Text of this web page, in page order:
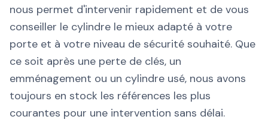
nous permet d'intervenir rapidement et de vous
conseiller le cylindre le mieux adapté à votre
porte et à votre niveau de sécurité souhaité. Que
ce soit après une perte de clés, un
emménagement ou un cylindre usé, nous avons
toujours en stock les références les plus
courantes pour une intervention sans délai.